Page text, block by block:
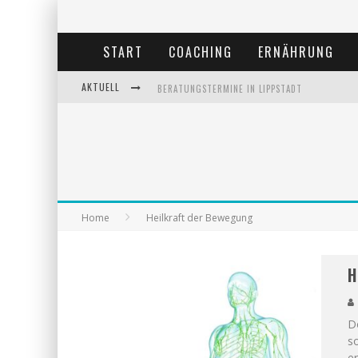
START COACHING ERNÄHRUNG
AKTUELL BERATUNGSTERMINE IN LIPPSTADT
Home Heilkraft der Bewegung